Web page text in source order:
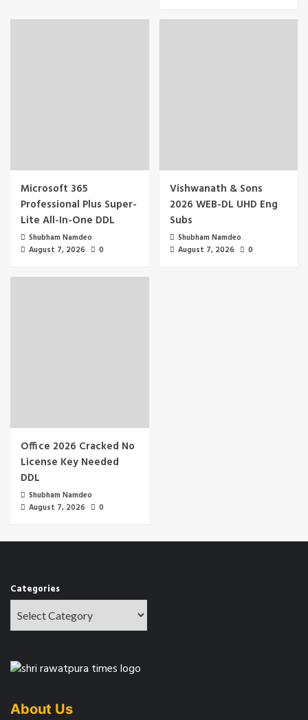
Microsoft 365
Professional Plus Super-
Lite All-In-One DDL
Shubham Namdeo
August 7, 2026
0
Vishwanath & Sons
2026 WEB-DL UHD Eng
Subs
Shubham Namdeo
August 7, 2026
0
Office 2026 Cracked No
License Key Needed
DDL
Shubham Namdeo
August 7, 2026
0
Categories
About Us